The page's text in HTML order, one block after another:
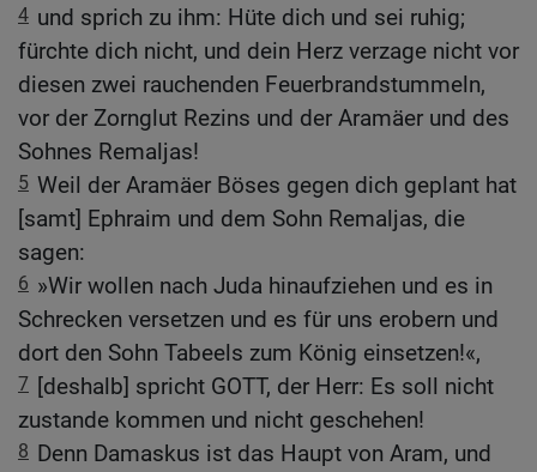
4 und sprich zu ihm: Hüte dich und sei ruhig;
fürchte dich nicht, und dein Herz verzage nicht vor
diesen zwei rauchenden Feuerbrandstummeln,
vor der Zornglut Rezins und der Aramäer und des
Sohnes Remaljas!
5 Weil der Aramäer Böses gegen dich geplant hat
[samt] Ephraim und dem Sohn Remaljas, die
sagen:
6 »Wir wollen nach Juda hinaufziehen und es in
Schrecken versetzen und es für uns erobern und
dort den Sohn Tabeels zum König einsetzen!«,
7 [deshalb] spricht GOTT, der Herr: Es soll nicht
zustande kommen und nicht geschehen!
8 Denn Damaskus ist das Haupt von Aram, und